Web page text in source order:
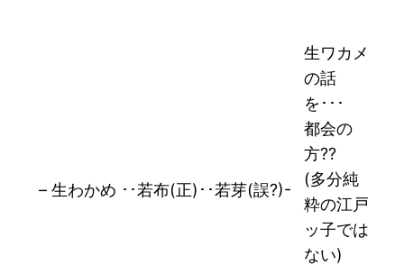
– 生わかめ ･･若布(正)･･若芽(誤?)-
生ワカメ
の話
を･･･
都会の
方??
(多分純
粋の江戸
ッ子では
ない)